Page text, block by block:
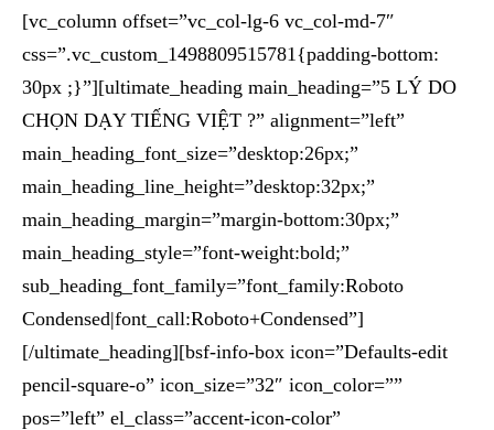
[vc_column offset=”vc_col-lg-6 vc_col-md-7″
css=”.vc_custom_1498809515781{padding-bottom:
30px ;}”][ultimate_heading main_heading=”5 LÝ DO
CHỌN DẠY TIẾNG VIỆT ?” alignment=”left”
main_heading_font_size=”desktop:26px;”
main_heading_line_height=”desktop:32px;”
main_heading_margin=”margin-bottom:30px;”
main_heading_style=”font-weight:bold;”
sub_heading_font_family=”font_family:Roboto
Condensed|font_call:Roboto+Condensed”]
[/ultimate_heading][bsf-info-box icon=”Defaults-edit
pencil-square-o” icon_size=”32″ icon_color=””
pos=”left” el_class=”accent-icon-color”